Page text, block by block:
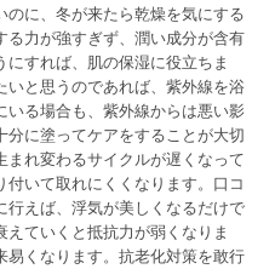
に、冬が来たら乾燥を気にする
る力が強すぎず、潤い成分が含有
すれば、肌の保湿に役立ちま
と思うのであれば、紫外線を浴
る場合も、紫外線からは悪い影
に塗ってケアをすることが大切
れ変わるサイクルが遅くなって
いて取れにくくなります。口コ
行えば、浮気が美しくなるだけで
ていくと抵抗力が弱くなりま
くなります。抗老化対策を敢行